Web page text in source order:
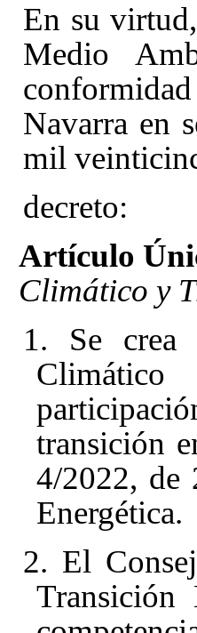
En su
Medio
Navarra en
mil
decreto:
Artículo
Climático y
1. Se crea
Climático
transición
4/2022, de
Energética.
2. El
Transición